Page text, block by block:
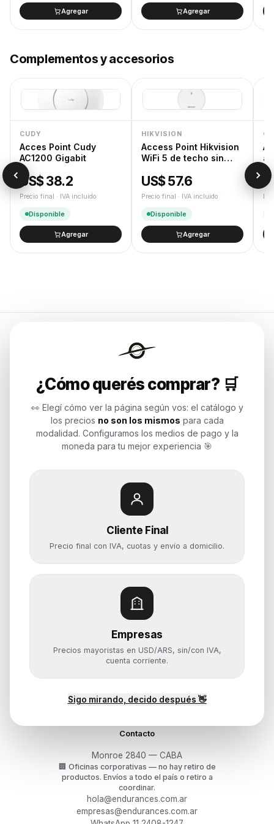
Agregar Agregar
Complementos y accesorios
CUDY
Acces Point Cudy
AC1200 Gigabit
US$ 38.2
Precio final · IVA incluido
Disponible
Agregar
HIKVISION
Access Point Hikvision
WiFi 5 de techo sin
US$ 57.6
Precio final · IVA incluido
Disponible
Agregar
a
¿Cómo querés comprar? 🛒
👀 Elegí cómo ver la página según vos: el catálogo y
los precios no son los mismos para cada
modalidad. Configuramos los medios de pago y la
moneda para tu mejor experiencia 🎯
Cliente Final
Precio final con IVA, cuotas y envío a domicilio.
Empresas
Precios mayoristas en USD/ARS, sin/con IVA,
cuenta corriente.
Sigo mirando, decido después 👋
Endurances
Soluciones de tecnología para
Potenciamos tu mundo.
Time to work
Categorías
Notebooks
Computadoras y PCs
Componentes
Almacenamiento
Monitores y Pantallas
Ayuda
Mis pedidos
¿Cómo querés comprar?
Contacto
Monroe 2840 — CABA
🏢 Oficinas corporativas — no hay retiro de
productos. Envíos a todo el país o retiro a
coordinar.
hola@endurances.com.ar
empresas@endurances.com.ar